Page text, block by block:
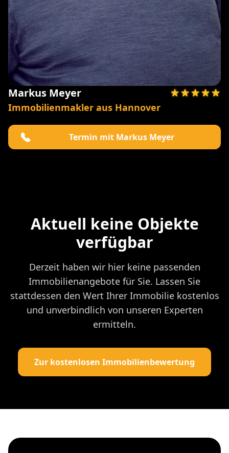
Markus Meyer
Immobilienmakler aus Hannover
Termin mit Markus Meyer
Aktuell keine Objekte
verfügbar
Derzeit haben wir hier keine passenden
Immobilienangebote für Sie. Lassen Sie
stattdessen den Wert Ihrer Immobilie kostenlos
und unverbindlich von unseren Experten
ermitteln.
Zur kostenlosen Immobilienbewertung